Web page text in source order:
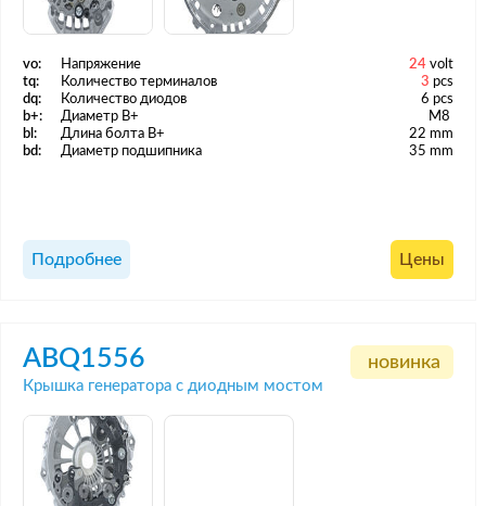
vo: Напряжение 24 volt
tq:
Количество терминалов 3 pcs
dq:
Количество диодов
6 pcs
b+:
Диаметр B+
M8
bl:
Длина болта B+
22 mm
bd:
Диаметр подшипника 35 mm
Подробнее Цены
ABQ1556
Крышка генератора с диодным мостом
новинка